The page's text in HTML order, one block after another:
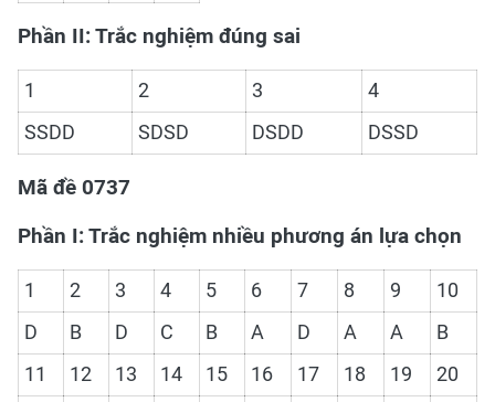
Phần II: Trắc nghiệm đúng sai
1 2 3
4
SSDD
SDSD DSDD DSSD
Mã đề 0737
Phần I: Trắc nghiệm nhiều phương án lựa chọn
1 2 3 4 5 6 7 8 9
10
D
B D C B A D A A
B
11
12 13 14 15 16 17 18 19
20